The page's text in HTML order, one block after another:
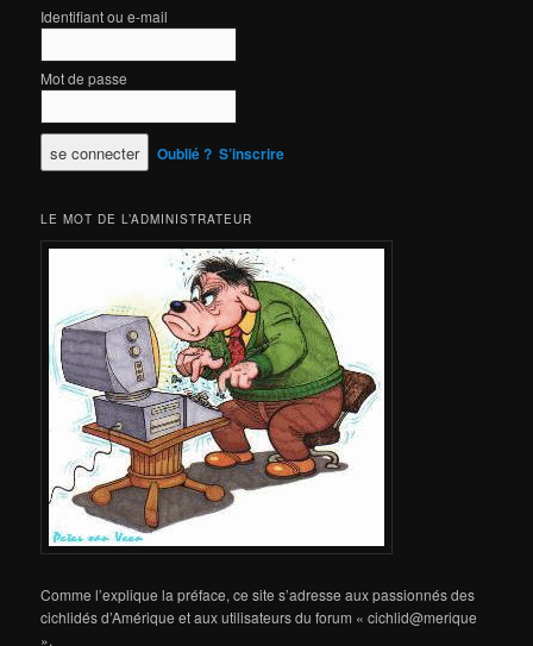
Identifiant ou e-mail
Mot de passe
Oublié ? S’inscrire
LE MOT DE L’ADMINISTRATEUR
Comme l’explique la préface, ce site s’adresse aux passionnés des
cichlidés d’Amérique et aux utilisateurs du forum « cichlid@merique
».